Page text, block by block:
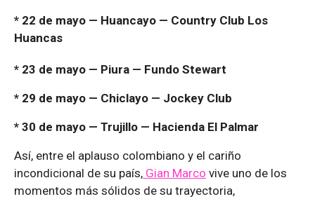
* 22 de mayo — Huancayo — Country Club Los
Huancas
* 23 de mayo — Piura — Fundo Stewart
* 29 de mayo — Chiclayo — Jockey Club
* 30 de mayo — Trujillo — Hacienda El Palmar
Así, entre el aplauso colombiano y el cariño
incondicional de su país, Gian Marco vive uno de los
momentos más sólidos de su trayectoria,